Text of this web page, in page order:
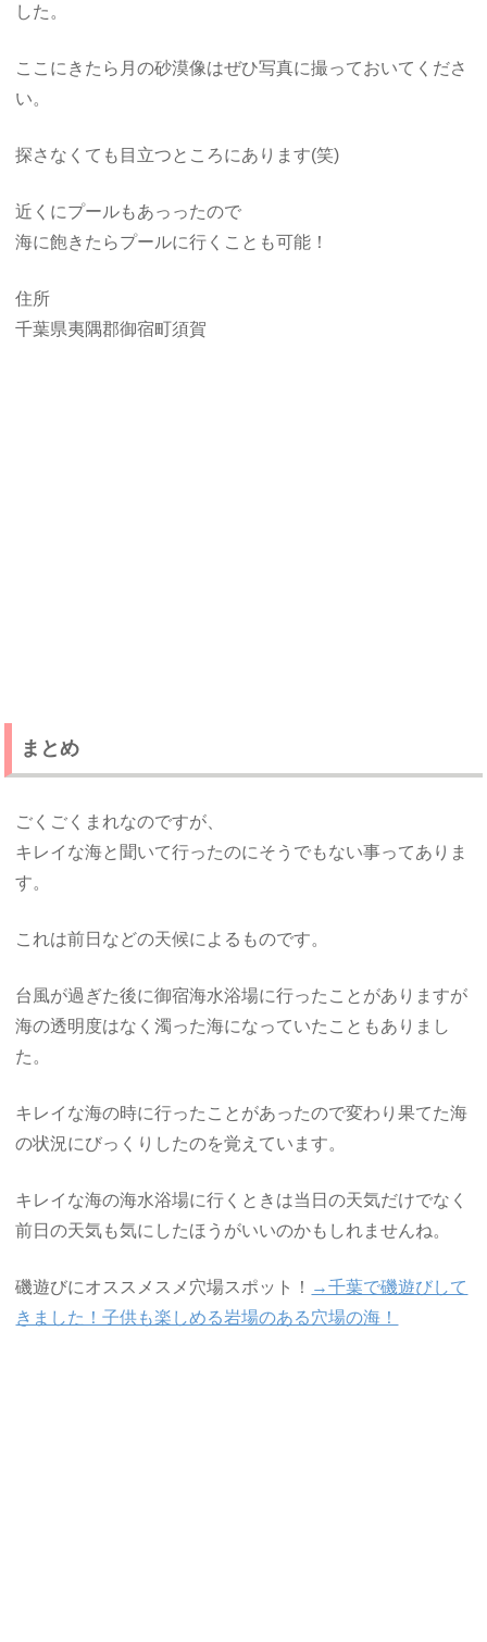
した。
ここにきたら月の砂漠像はぜひ写真に撮っておいてくださ
い。
探さなくても目立つところにあります(笑)
近くにプールもあっったので
海に飽きたらプールに行くことも可能！
住所
千葉県夷隅郡御宿町須賀
まとめ
ごくごくまれなのですが、
キレイな海と聞いて行ったのにそうでもない事ってありま
す。
これは前日などの天候によるものです。
台風が過ぎた後に御宿海水浴場に行ったことがありますが
海の透明度はなく濁った海になっていたこともありまし
た。
キレイな海の時に行ったことがあったので変わり果てた海
の状況にびっくりしたのを覚えています。
キレイな海の海水浴場に行くときは当日の天気だけでなく
前日の天気も気にしたほうがいいのかもしれませんね。
磯遊びにオススメスメ穴場スポット！ →千葉で磯遊びして
きました！子供も楽しめる岩場のある穴場の海！